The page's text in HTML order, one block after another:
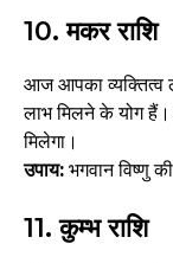
10.मकर राशि
आज आपका व्यक्तित्व
लाभ मिलने के योग
मिलेगा।
उपाय: भगवान विष्णु
11.कुम्भ राशि